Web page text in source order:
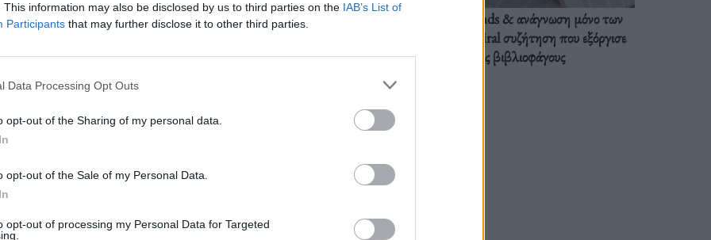
This information may also be disclosed by us to third parties on the IAB’s List of
Participants that may further disclose it to other third parties.
Data Processing Opt Outs
opt-out of the Sharing of my personal data.
opt-out of the Sale of my Personal Data.
opt-out of processing my Personal Data for Targeted
είναι η δεύτερη σε συνεργασία του
→
BookTok trends & ανάγνωση μόνο των
διαλόγων: Η viral συζήτηση που εξόργισε
τους βιβλιοφάγους